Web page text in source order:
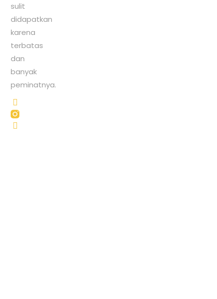
sulit
didapatkan
karena
terbatas
dan
banyak
peminatnya.